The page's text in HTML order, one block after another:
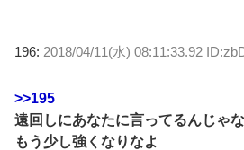
196: 2018/04/11(水) 08:11:33.92
>>195
遠回しにあなたに言ってるんじゃ
もう少し強くなりなよ